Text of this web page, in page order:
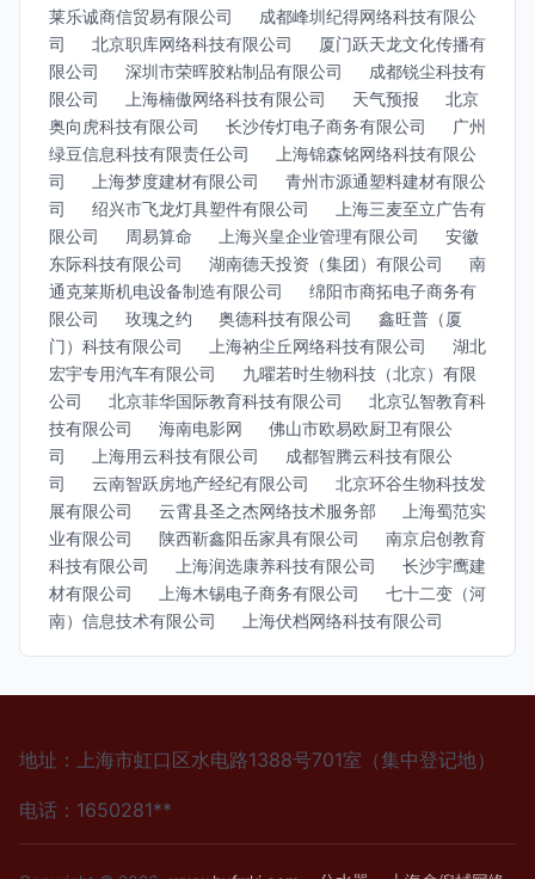
莱乐诚商信贸易有限公司
成都峰圳纪得网络科技有限公
司
北京职库网络科技有限公司
厦门跃天龙文化传播有
限公司
深圳市荣晖胶粘制品有限公司
成都锐尘科技有
限公司
上海楠傲网络科技有限公司 天气预报
北京
奥向虎科技有限公司
长沙传灯电子商务有限公司
广州
绿豆信息科技有限责任公司
上海锦森铭网络科技有限公
司
上海梦度建材有限公司
青州市源通塑料建材有限公
司
绍兴市飞龙灯具塑件有限公司
上海三麦至立广告有
限公司
周易算命 上海兴皇企业管理有限公司
安徽
东际科技有限公司
湖南德天投资（集团）有限公司
南
通克莱斯机电设备制造有限公司
绵阳市商拓电子商务有
限公司
玫瑰之约 奥德科技有限公司
鑫旺普（厦
门）科技有限公司
上海衲尘丘网络科技有限公司
湖北
宏宇专用汽车有限公司
九曜若时生物科技（北京）有限
公司
北京菲华国际教育科技有限公司
北京弘智教育科
技有限公司
海南电影网
佛山市欧易欧厨卫有限公
司
上海用云科技有限公司
成都智腾云科技有限公
司
云南智跃房地产经纪有限公司
北京环谷生物科技发
展有限公司
云霄县圣之杰网络技术服务部
上海蜀范实
业有限公司
陕西靳鑫阳岳家具有限公司
南京启创教育
科技有限公司
上海润选康养科技有限公司
长沙宇鹰建
材有限公司
上海木锡电子商务有限公司
七十二变（河
南）信息技术有限公司
上海伏档网络科技有限公司
地址：上海市虹口区水电路1388号701室（集中登记地）
电话：1650281**